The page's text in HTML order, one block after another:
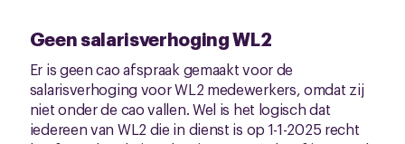
Geen salarisverhoging WL2
Er is geen cao afspraak gemaakt voor de
salarisverhoging voor WL2 medewerkers, omdat zij
niet onder de cao vallen. Wel is het logisch dat
iedereen van WL2 die in dienst is op 1-1-2025 recht